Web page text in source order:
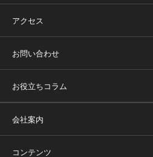
アクセス
お問い合わせ
お役立ちコラム
会社案内
コンテンツ